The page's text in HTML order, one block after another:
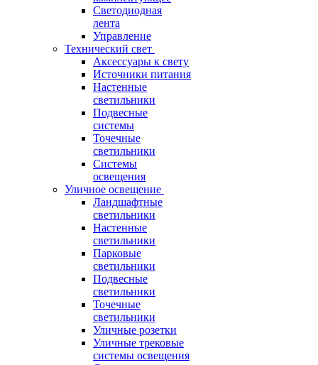
Светодиодная
лента
Управление
Технический свет
Аксессуары к свету
Источники питания
Настенные
светильники
Подвесные
системы
Точечные
светильники
Системы
освещения
Уличное освещение
Ландшафтные
светильники
Настенные
светильники
Парковые
светильники
Подвесные
светильники
Точечные
светильники
Уличные розетки
Уличные трековые
системы освещения